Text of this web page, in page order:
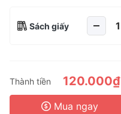
Sách giấy
Thành tiền 120.000₫
Mua ngay